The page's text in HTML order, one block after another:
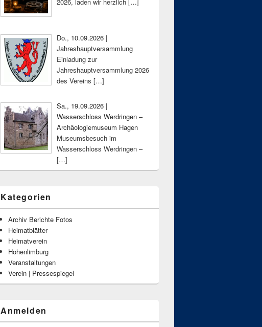
Do., 10.09.2026 |
Jahreshauptversammlung
Einladung zur
Jahreshauptversammlung 2026
des Vereins […]
Sa., 19.09.2026 |
Wasserschloss Werdringen –
Archäologiemuseum Hagen
Museumsbesuch im
Wasserschloss Werdringen –
[…]
Kategorien
Archiv Berichte Fotos
Heimatblätter
Heimatverein
Hohenlimburg
Veranstaltungen
Verein | Pressespiegel
Anmelden